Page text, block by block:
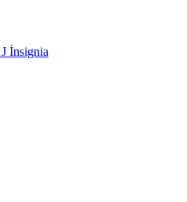
İnsignia